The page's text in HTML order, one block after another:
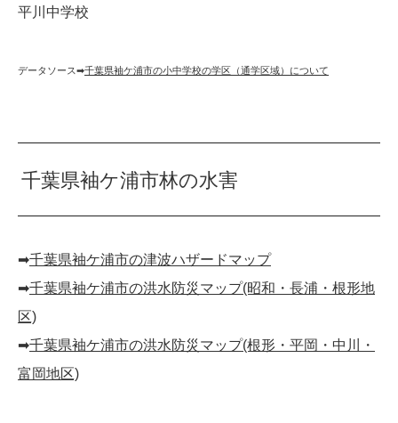
平川中学校
データソース➡︎千葉県袖ケ浦市の小中学校の学区（通学区域）について
千葉県袖ケ浦市林の水害
➡︎千葉県袖ケ浦市の津波ハザードマップ
➡︎千葉県袖ケ浦市の洪水防災マップ(昭和・長浦・根形地
区)
➡︎千葉県袖ケ浦市の洪水防災マップ(根形・平岡・中川・
富岡地区)